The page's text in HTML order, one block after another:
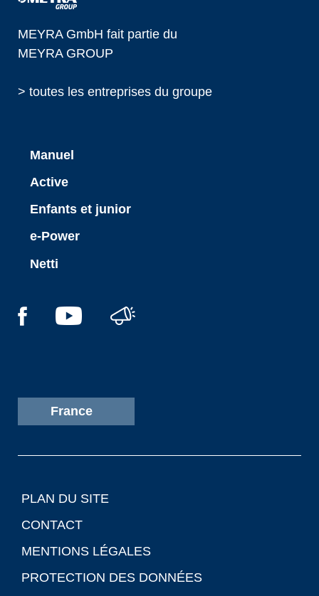
MEYRA GmbH fait partie du
MEYRA GROUP
> toutes les entreprises du groupe
Manuel
Active
Enfants et junior
e-Power
Netti
France
PLAN DU SITE
CONTACT
MENTIONS LÉGALES
PROTECTION DES DONNÉES